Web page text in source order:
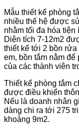
Mẫu thiết kế phòng
nhiều thế hệ được
nhằm tối đa hóa
Diện tích 7-12m2
thiết kế tới 2 bồn
em, bồn tắm nằm
của các thành viên
Thiết kế phòng tắm
được điều khiển
Nếu là doanh nhân
dàng chi ra tới 275
khoảng 9m2.